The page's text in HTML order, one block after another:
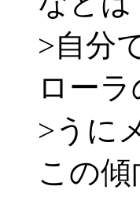
>自分
ロー
>うに
この